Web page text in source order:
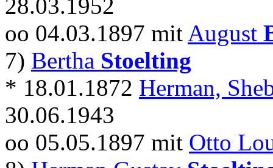
28.03.1952
oo 04.03.1897 mit August
7) Bertha Stoelting
* 18.01.1872 Herman,
30.06.1943
oo 05.05.1897 mit Otto